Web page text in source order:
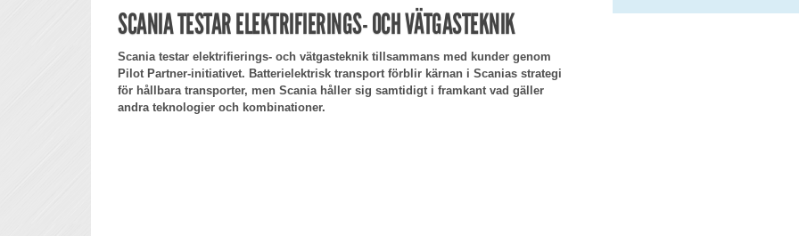
SCANIA TESTAR ELEKTRIFIERINGS- OCH VÄTGASTEKNIK
Scania testar elektrifierings- och vätgasteknik tillsammans med kunder genom
Pilot Partner-initiativet. Batterielektrisk transport förblir kärnan i Scanias strategi
för hållbara transporter, men Scania håller sig samtidigt i framkant vad gäller
andra teknologier och kombinationer.